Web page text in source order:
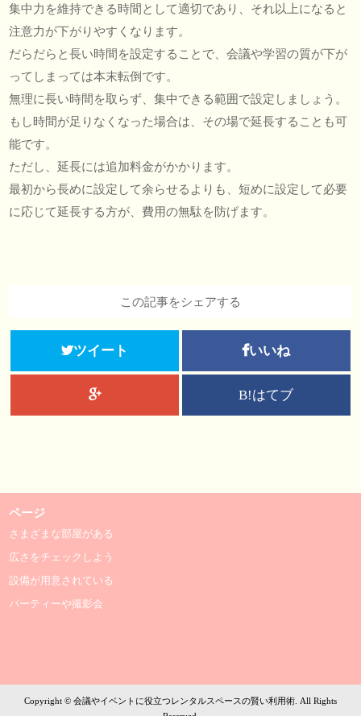
集中力を維持できる時間として適切であり、それ以上になると
注意力が下がりやすくなります。
だらだらと長い時間を設定することで、会議や学習の質が下が
ってしまっては本末転倒です。
無理に長い時間を取らず、集中できる範囲で設定しましょう。
もし時間が足りなくなった場合は、その場で延長することも可
能です。
ただし、延長には追加料金がかかります。
最初から長めに設定して余らせるよりも、短めに設定して必要
に応じて延長する方が、費用の無駄を防げます。
この記事をシェアする
ツイート いいね
B!はてブ
ページ
さまざまな部屋がある
広さをチェックしよう
設備が用意されている
パーティーや撮影会
Copyright © 会議やイベントに役立つレンタルスペースの賢い利用術. All Rights